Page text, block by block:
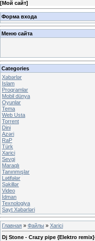
[Мой сайт]
Форма входа
Меню сайта
Categories
Xəbərlər
Islam
Proqramlar
Mobil dünya
Oyunlar
Tema
Web Usta
Torrent
Dini
Azəri
RaP
Türk
Xarici
Sevgi
Maraqlı
Tanınmışlar
Lətifələr
Şəkillər
Video
İdman
Texnologiya
Sayt Xəbərləri
Главная » Файлы » Xarici
Dj Stone - Crazy pipe {Elektro remix}